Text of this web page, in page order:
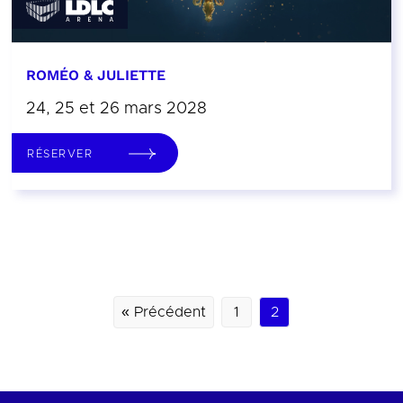
ROMÉO & JULIETTE
24, 25 et 26 mars 2028
RÉSERVER
« Précédent 1 2